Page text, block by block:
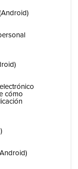
cómo